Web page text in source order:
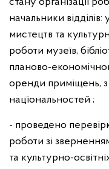
начальники
мистецтв та
роботи музеїв,
планово-
оренди приміщень, з
нацїональностей ;
- проведено
роботи зі
та культурно-